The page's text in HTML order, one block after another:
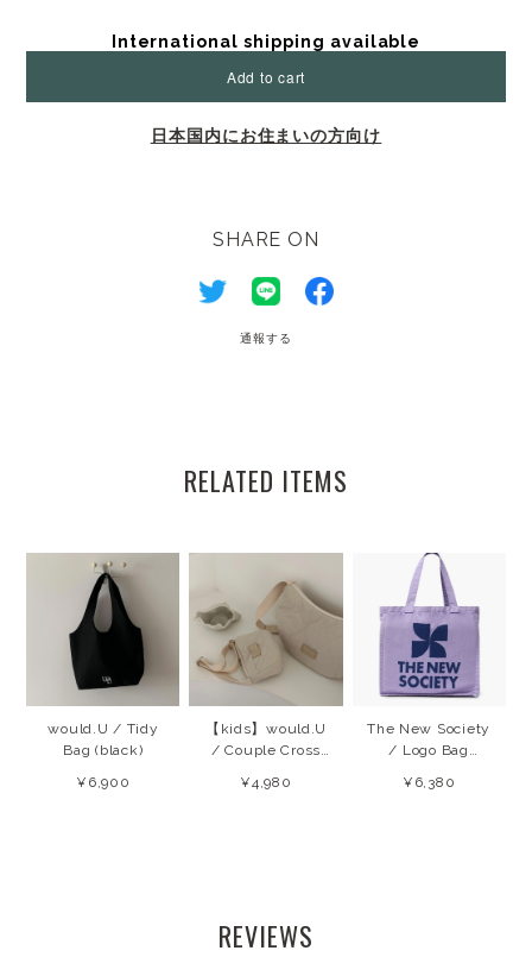
International shipping available
Add to cart
日本国内にお住まいの方向け
SHARE ON
通報する
RELATED ITEMS
would.U / Tidy
Bag (black)
¥6,900
【kids】would.U
/ Couple Cross
beige)
¥4,980
The New Society
/ Logo Bag
26AW
¥6,380
REVIEWS